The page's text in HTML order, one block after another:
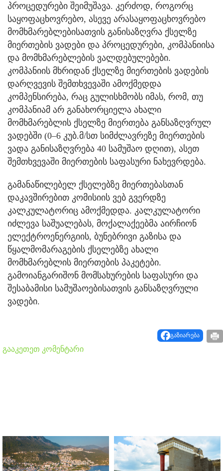
პროცედურები შეიმუშავა. კერძოდ, როგორც
საყოფაცხოვრებო, ასევე არასაყოფაცხოვრებო
მომხმარებლებისათვის განისაზღვრა ქსელზე
მიერთების ვადები და პროცედურები, კომპანიისა
და მომხმარებლების ვალდებულებები.
კომპანიის მხრიდან ქსელზე მიერთების ვადების
დარღვევის შემთხვევაში ამოქმედდა
კომპენსირება, რაც გულისხმობს იმას, რომ, თუ
კომპანიამ არ განახორციელა ახალი
მომხმარებლის ქსელზე მიერთება განსაზღვრულ
ვადებში (0–6 კუბ.მ/სთ სიმძლავრეზე მიერთების
ვადა განისაზღვრება 40 სამუშაო დღით), ასეთ
შემთხვევაში მიერთების საფასური ნახევრდება.
გამანაწილებელ ქსელებზე მიერთებასთან
დაკავშირებით კომისიის ვებ გვერდზე
კალკულატორიც ამოქმედდა. კალკულატორი
იძლევა საშუალებას, მოქალაქეებმა აირჩიონ
ელექტროენერგიის, ბუნებრივი გაზისა და
წყალმომარაგების ქსელებზე ახალი
მომხმარებლის მიერთების პაკეტები.
გამოიანგარიშონ მომსახურების საფასური და
შესაბამისი სამუშაოებისათვის განსაზღვრული
ვადები.
გაზიარება
გააკეთეთ კომენტარი